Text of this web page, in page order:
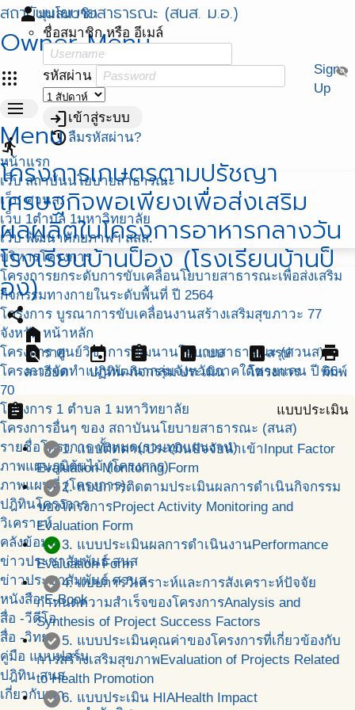
สถาบันนโยบายสาธารณะ (สนส. ม.อ.)
Owner Menu
apps
personมุมสมาชิก
ชื่อสมาชิก หรือ อีเมล์
รหัสผ่าน visibility_off
loginเข้าสู่ระบบ
restoreลืมรหัสผ่าน?
Sign
Up
menu
Menu
หน้าแรก
เว็บ สถาบันนโยบายสาธารณะ
เว็บ ศวนส.
เว็บ 1ตำบล 1มหาวิทยาลัย
เว็บ พัฒนาศักยภาพฯ สสส.
บริหารโครงการ
โครงการยกระดับการขับเคลื่อนโยบายสาธารณะเพื่อส่งเสริม
กิจกรรมทางกายในระดับพื้นที่ ปี 2564
โครงการ บูรณาการขับเคลื่อนงานสร้างเสริมสุขภาวะ 77
จังหวัด
โครงการ ศูนย์วิชาการพัฒนานโยบายสาธารณะ (ศวนส)
โครงการจัดทำแผนพัฒนากลุ่มจังหวัดภาคใต้ชายแดน ปี 66-
70
โครงการ 1 ตำบล 1 มหาวิทยาลัย
โครงการอื่นๆ ของ สถาบันนโยบายสาธารณะ (สนส)
รายชื่อโครงการ ทั้งหมด(รวมทุกแผนงาน)
ภาพแผนภูมิต้นไม้ (โครงการ)
ภาพแผนที่ (โครงการ)
ปฎิทินโครงการ
วิเคราะห์
คลังข้อมูล
ข่าวประชาสัมพันธ์ สนส
ข่าวประชาสัมพันธ์ ศวนส
หนังสือ E-Book
สื่อ -วีดีโอ
สื่อ -วิทยุ
คู่มือ แบบฟอร์ม
ปฎิทิน สนส.
เกี่ยวกับเรา
directions_run
โครงการเกษตรตามปรัชญา
เศรษฐกิจพอเพียงเพื่อส่งเสริม
ผลผลิตในโครงการอาหารกลางวัน
โรงเรียนบ้านป็อง (โรงเรียนบ้านป็
อง)
share
home หน้าหลัก
find_in_pageราย
ละเอียด
event
ปฏิทิน
assignment
กิจกรรม
assessmentแบบ
ประเมิน
assessmentสรุป
โครงการ
print
พิมพ์
assignment แบบประเมิน
check_circle1. แบบติดตามประเมินปัจจัยนำเข้าInput Factor
Evaluation Monitoring Form
check_circle2. แบบการติดตามประเมินผลการดำเนินกิจกรรม
ของโครงการProject Activity Monitoring and
Evaluation Form
check_circle3. แบบประเมินผลการดำเนินงานPerformance
Evaluation Form
check_circle4. แบบการวิเคราะห์และการสังเคราะห์ปัจจัย
กำหนดความสำเร็จของโครงการAnalysis and
Synthesis of Project Success Factors
check_circle5. แบบประเมินคุณค่าของโครงการที่เกี่ยวข้องกับ
การสร้างเสริมสุขภาพ Evaluation of Projects Related
to Health Promotion
check_circle6. แบบประเมิน HIAHealth Impact